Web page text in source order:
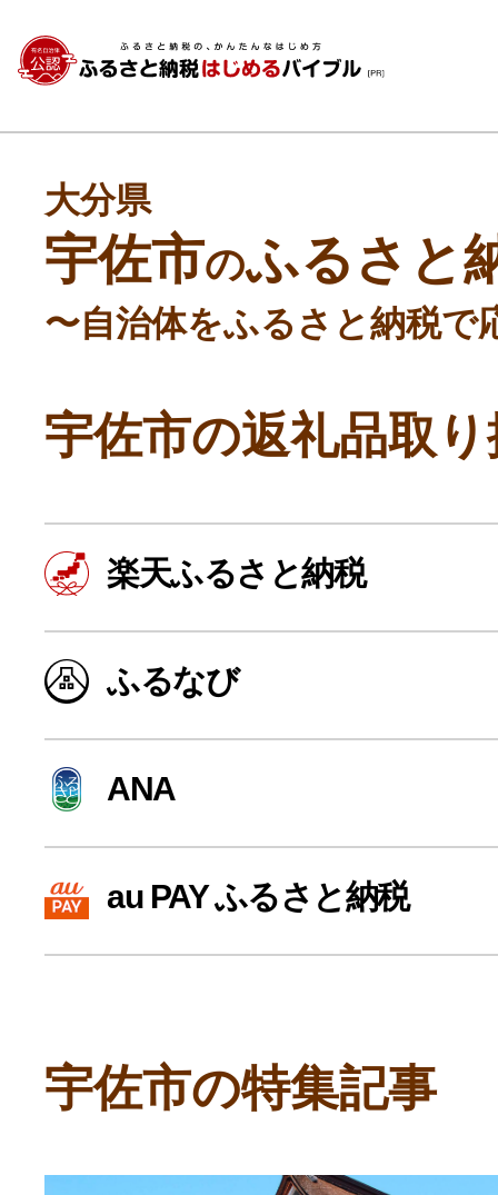
よく見られている返礼品
ふるさと納税徹底比較
給与所得者版
大分県
宇佐市のふるさと
〜自治体をふるさと納税で
宇佐市の返礼品取
楽天ふるさと納税
ふるなび
ANA
au PAY ふるさと納税
宇佐市の特集記事